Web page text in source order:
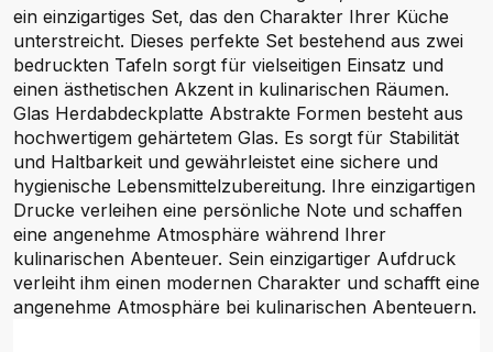
ein einzigartiges Set, das den Charakter Ihrer Küche
unterstreicht. Dieses perfekte Set bestehend aus zwei
bedruckten Tafeln sorgt für vielseitigen Einsatz und
einen ästhetischen Akzent in kulinarischen Räumen.
Glas Herdabdeckplatte Abstrakte Formen besteht aus
hochwertigem gehärtetem Glas. Es sorgt für Stabilität
und Haltbarkeit und gewährleistet eine sichere und
hygienische Lebensmittelzubereitung. Ihre einzigartigen
Drucke verleihen eine persönliche Note und schaffen
eine angenehme Atmosphäre während Ihrer
kulinarischen Abenteuer. Sein einzigartiger Aufdruck
verleiht ihm einen modernen Charakter und schafft eine
angenehme Atmosphäre bei kulinarischen Abenteuern.